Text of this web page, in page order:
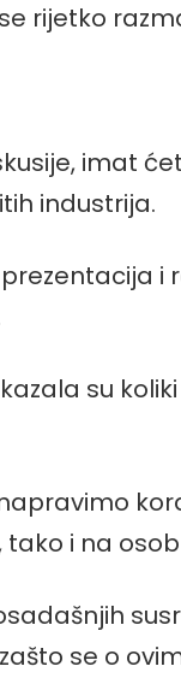
rijetko
imat
industrija.
su
i na
se o